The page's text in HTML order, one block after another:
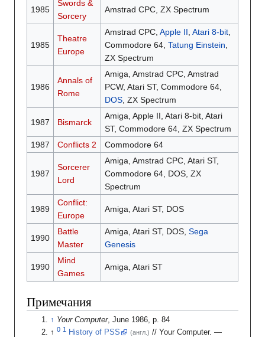
1985
Swords &
Sorcery
Amstrad CPC, ZX Spectrum
1985
Theatre
Europe
Amstrad CPC, Apple II, Atari 8-bit,
Commodore 64, Tatung Einstein,
ZX Spectrum
1986
Annals of
Rome
Amiga, Amstrad CPC, Amstrad
PCW, Atari ST, Commodore 64,
DOS, ZX Spectrum
1987 Bismarck
Amiga, Apple II, Atari 8-bit, Atari
ST, Commodore 64, ZX Spectrum
1987
Conflicts 2 Commodore 64
1987
Sorcerer
Lord
Amiga, Amstrad CPC, Atari ST,
Commodore 64, DOS, ZX
Spectrum
1989
Conflict:
Europe
Amiga, Atari ST, DOS
1990
Battle
Master
Amiga, Atari ST, DOS, Sega
Genesis
1990
Mind
Games
Amiga, Atari ST
Примечания
Your Computer, June 1986, p. 84
History of PSS
(англ.) // Your Computer. —